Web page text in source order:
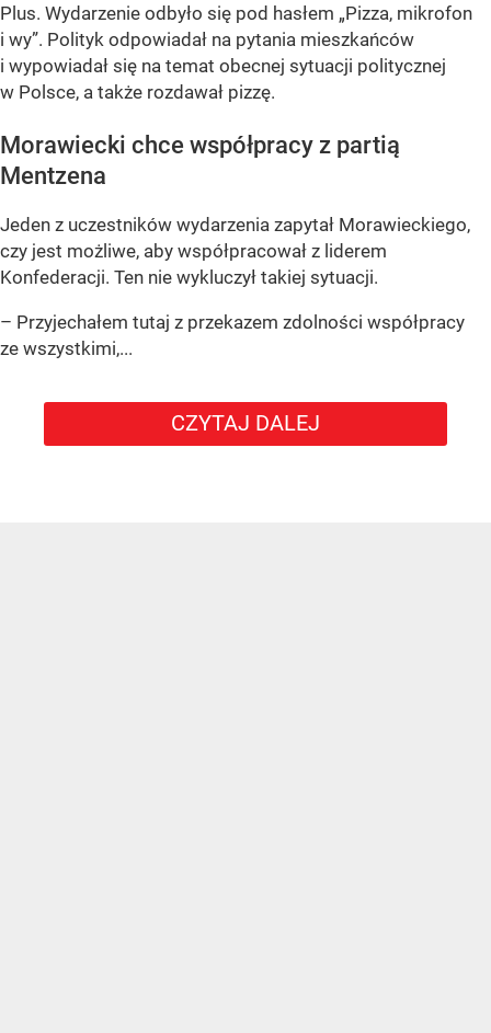
Plus. Wydarzenie odbyło się pod hasłem „Pizza, mikrofon
i wy”. Polityk odpowiadał na pytania mieszkańców
i wypowiadał się na temat obecnej sytuacji politycznej
w Polsce, a także rozdawał pizzę.
Morawiecki chce współpracy z partią
Mentzena
Jeden z uczestników wydarzenia zapytał Morawieckiego,
czy jest możliwe, aby współpracował z liderem
Konfederacji. Ten nie wykluczył takiej sytuacji.
– Przyjechałem tutaj z przekazem zdolności współpracy
ze wszystkimi,...
CZYTAJ DALEJ